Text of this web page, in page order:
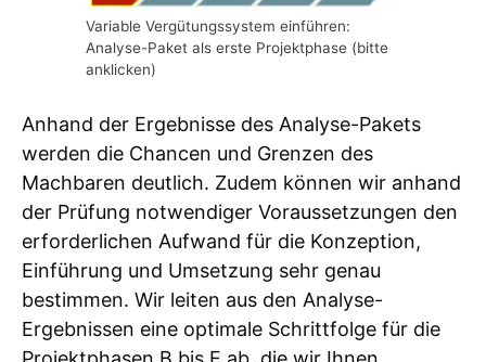
Variable Vergütungssystem einführen:
Analyse-Paket als erste Projektphase (bitte
anklicken)
Anhand der Ergebnisse des Analyse-Pakets
werden die Chancen und Grenzen des
Machbaren deutlich. Zudem können wir anhand
der Prüfung notwendiger Voraussetzungen den
erforderlichen Aufwand für die Konzeption,
Einführung und Umsetzung sehr genau
bestimmen. Wir leiten aus den Analyse-
Ergebnissen eine optimale Schrittfolge für die